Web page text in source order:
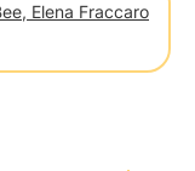
Elena Fraccaro